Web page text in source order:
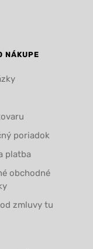
NÁKUPE
poriadok
platba
obchodné
zmluvy tu